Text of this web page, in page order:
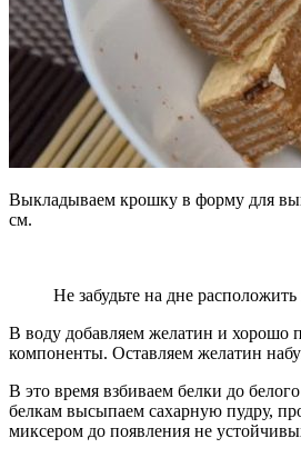
Выкладываем крошку в форму для
см.
Не забудьте на дне
В воду добавляем желатин и хорошо
компоненты. Оставляем желатин
В это время взбиваем белки до
белкам высыпаем сахарную пудру,
миксером до появления не